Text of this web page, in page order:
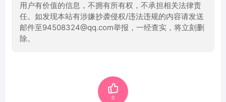
用户有价值的信息，不拥有所有权，不承担相关法律责
任。如发现本站有涉嫌抄袭侵权/违法违规的内容请发送
邮件至94508324@qq.com举报，一经查实，将立刻删
除。
0